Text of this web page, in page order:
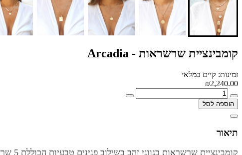
קומבינציית שרשראות - Arcadia
זמינות: קיים במלאי
₪2,240.00
הוספה לסל
תיאור
קומבינציית שרשראות בגווני זהב בשילוב פנינים טבעיות הכוללת 5 שרשראות: